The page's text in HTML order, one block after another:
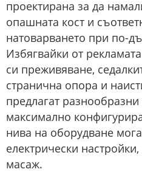
проектирана за да
опашната кост и
натоварването при по-
Избягвайки от
си преживяване,
странична опора и
предлагат
максимално
нива на оборудване
електрически
масаж.